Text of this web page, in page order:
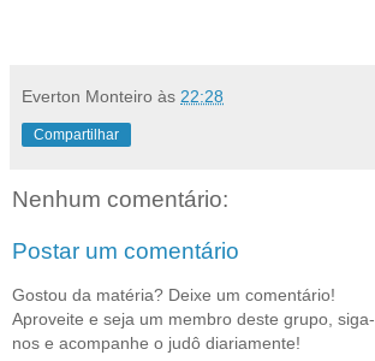
Everton Monteiro às 22:28
Compartilhar
Nenhum comentário:
Postar um comentário
Gostou da matéria? Deixe um comentário!
Aproveite e seja um membro deste grupo, siga-
nos e acompanhe o judô diariamente!